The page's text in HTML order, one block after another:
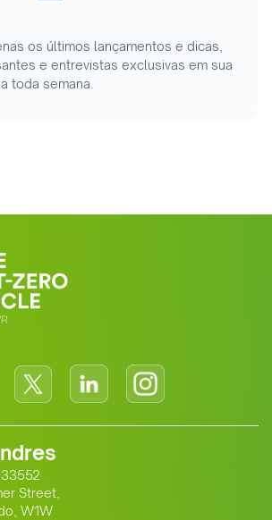
os últimos lançamentos e dicas,
e entrevistas exclusivas em sua
toda semana.
Street,
W1W